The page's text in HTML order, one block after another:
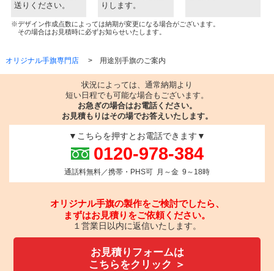
送りください。
りします。
※デザイン作成点数によっては納期が変更になる場合がございます。
その場合はお見積時に必ずお知らせいたします。
オリジナル手旗専門店 用途別手旗のご案内
状況によっては、通常納期より
短い日程でも可能な場合もございます。
お急ぎの場合はお電話ください。
お見積もりはその場でお答えいたします。
▼こちらを押すとお電話できます▼
0120-978-384
通話料無料／携帯・PHS可 月～金 9～18時
オリジナル手旗の製作をご検討でしたら、
まずはお見積りをご依頼ください。
１営業日以内に返信いたします。
お見積りフォームは
こちらをクリック ＞